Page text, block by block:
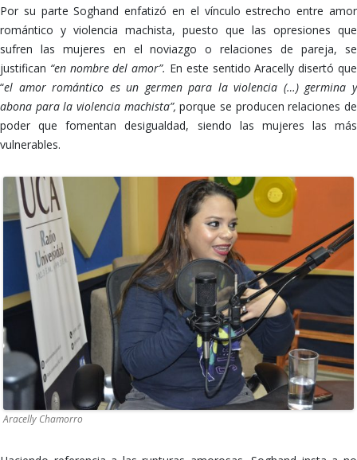
Por su parte Soghand enfatizó en el vínculo estrecho entre amor
romántico y violencia machista, puesto que las opresiones que
sufren las mujeres en el noviazgo o relaciones de pareja, se
justifican “en nombre del amor”. En este sentido Aracelly disertó que
“el amor romántico es un germen para la violencia (…) germina y
abona para la violencia machista”,porque se producen relaciones de
poder que fomentan desigualdad, siendo las mujeres las más
vulnerables.
Aracelly Chamorro